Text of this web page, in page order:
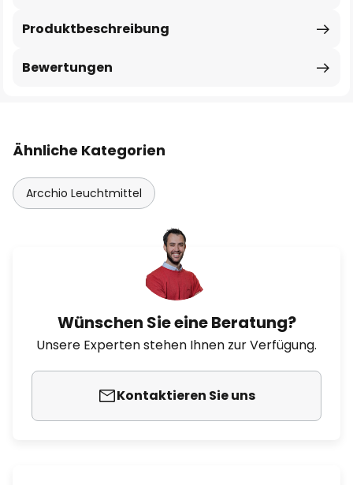
Produktbeschreibung
Bewertungen
Ähnliche Kategorien
Arcchio Leuchtmittel
Wünschen Sie eine Beratung?
Unsere Experten stehen Ihnen zur Verfügung.
Kontaktieren Sie uns